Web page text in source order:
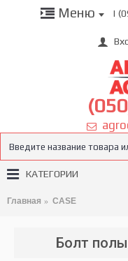
Меню |
КАТЕГОРИИ
Главная CASE
Болт